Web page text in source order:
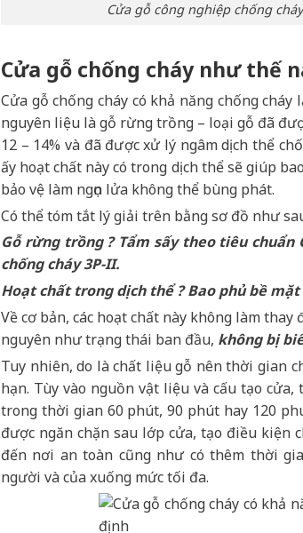
Cửa gỗ công nghiệp chống
Cửa gỗ chống cháy như thế
Cửa gỗ chống cháy có khả năng chống
nguyên liệu là gỗ rừng trồng – loại gỗ đã
12 – 14% và đã được xử lý ngâm dịch thể
ấy hoạt chất này có trong dịch thể sẽ giúp
bảo vệ làm ngọn lửa không thể bùng phát.
Có thể tóm tắt lý giải trên bằng sơ đồ như
Gỗ rừng trồng ? Tẩm sấy theo tiêu chuẩn
chống cháy 3P-II.
Hoạt chất trong dịch thể ? Bao phủ bề
Về cơ bản, các hoạt chất này không làm
nguyên như trạng thái ban đầu, không bị
Tuy nhiên, do là chất liệu gỗ nên thời gian
hạn. Tùy vào nguồn vật liệu và cấu tạo
trong thời gian 60 phút, 90 phút hay 120
được ngăn chặn sau lớp cửa, tạo điều kiện
đến nơi an toàn cũng như có thêm thời
người và của xuống mức tối đa.